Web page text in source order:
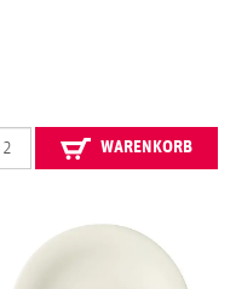
WARENKORB